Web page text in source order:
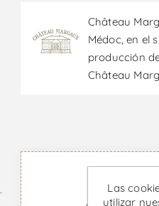
Château
Médoc, en el
producción
Château
Las
utilizar